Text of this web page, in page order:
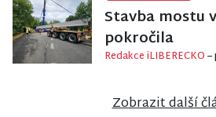
Stavba mostu
pokročila
Redakce iLIBERECKO–
Zobrazit další